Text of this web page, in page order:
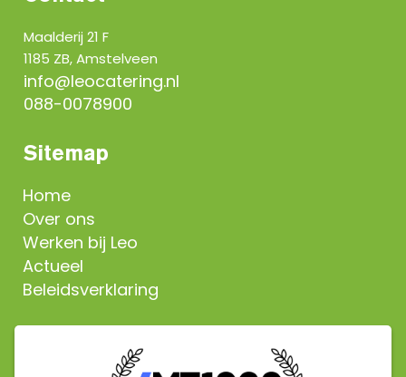
Maalderij 21 F
1185 ZB, Amstelveen
info@leocatering.nl
088-0078900
Sitemap
Home
Over ons
Werken bij Leo
Actueel
Beleidsverklaring